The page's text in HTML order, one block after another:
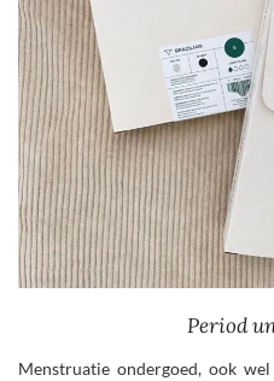
Period
Menstruatie ondergoed, ook wel